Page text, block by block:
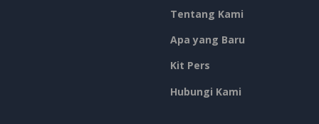
Tentang Kami
Apa yang Baru
Kit Pers
Hubungi Kami